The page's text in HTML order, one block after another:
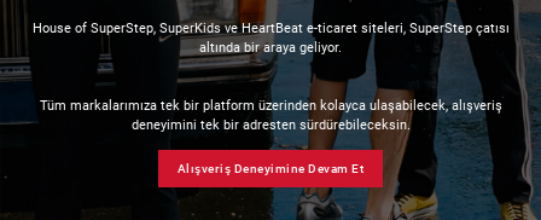
House of SuperStep, SuperKids ve HeartBeat e-ticaret siteleri, SuperStep çatısı
altında bir araya geliyor.
Tüm markalarımıza tek bir platform üzerinden kolayca ulaşabilecek, alışveriş
deneyimini tek bir adresten sürdürebileceksin.
Alışveriş Deneyimine Devam Et